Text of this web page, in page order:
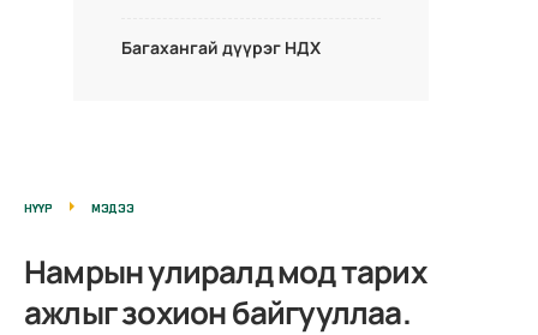
Багахангай дүүрэг НДХ
НҮҮР МЭДЭЭ
Намрын улиралд мод тарих
ажлыг зохион байгууллаа.